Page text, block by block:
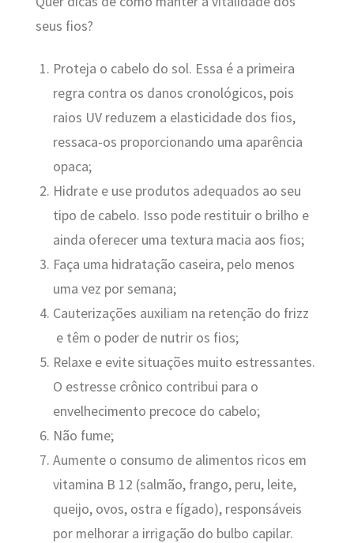
seus fios?
Proteja o cabelo do sol. Essa é a primeira
regra contra os danos cronológicos, pois
raios UV reduzem a elasticidade dos fios,
ressaca-os proporcionando uma aparência
opaca;
Hidrate e use produtos adequados ao seu
tipo de cabelo. Isso pode restituir o brilho e
ainda oferecer uma textura macia aos fios;
Faça uma hidratação caseira, pelo menos
uma vez por semana;
Cauterizações auxiliam na retenção do frizz
e têm o poder de nutrir os fios;
Relaxe e evite situações muito estressantes.
O estresse crônico contribui para o
envelhecimento precoce do cabelo;
Não fume;
Aumente o consumo de alimentos ricos em
vitamina B 12 (salmão, frango, peru, leite,
queijo, ovos, ostra e fígado), responsáveis
por melhorar a irrigação do bulbo capilar.